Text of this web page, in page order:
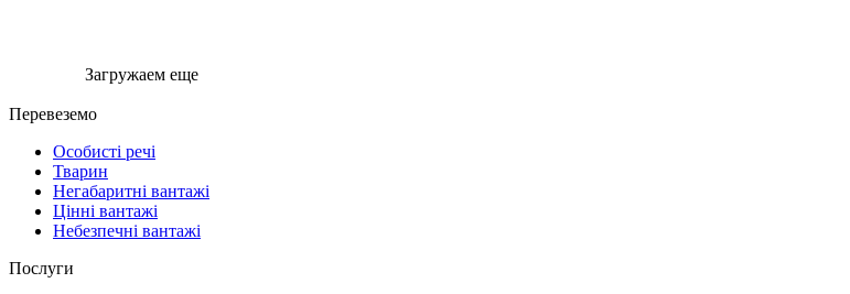
Загружаем еще
Перевеземо
Особисті речі
Тварин
Негабаритні вантажі
Цінні вантажі
Небезпечні вантажі
Послуги